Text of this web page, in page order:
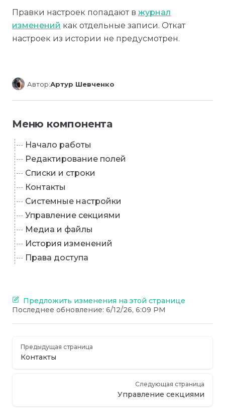
Правки настроек попадают в журнал
изменений как отдельные записи. Откат
настроек из истории не предусмотрен.
Автор:Артур Шевченко
Меню компонента
Начало работы
Редактирование полей
Списки и строки
Контакты
Системные настройки
Управление секциями
Медиа и файлы
История изменений
Права доступа
Предложить изменения на этой странице
Последнее обновление: 6/12/26, 6:09 PM
Предыдущая страница
Контакты
Следующая страница
Управление секциями